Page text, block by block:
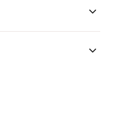
aan. Geen tijd